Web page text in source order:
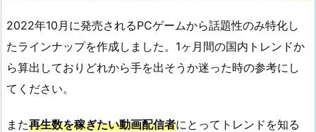
2022年10月に発売されるPCゲームから話題性のみ特化し
たラインナップを作成しました。1ヶ月間の国内トレンドか
ら算出しておりどれから手を出そうか迷った時の参考にし
てください。
また再生数を稼ぎたい動画配信者にとってトレンドを知る